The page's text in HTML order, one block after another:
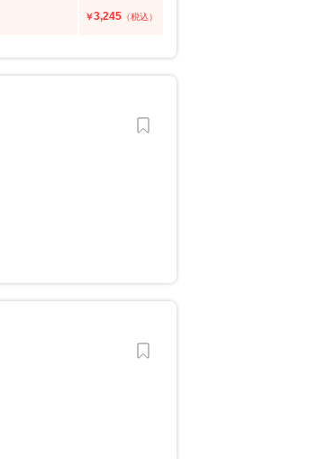
￥3,245 （税込）